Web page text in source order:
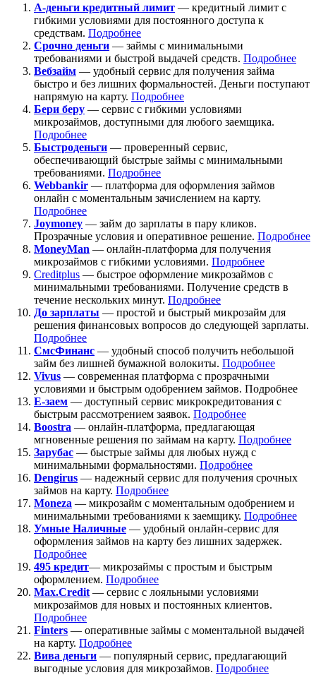
А-деньги кредитный лимит — кредитный лимит с
гибкими условиями для постоянного доступа к
средствам. Подробнее
Срочно деньги — займы с минимальными
требованиями и быстрой выдачей средств. Подробнее
Вебзайм — удобный сервис для получения займа
быстро и без лишних формальностей. Деньги поступают
напрямую на карту. Подробнее
Бери беру — сервис с гибкими условиями
микрозаймов, доступными для любого заемщика.
Подробнее
Быстроденьги — проверенный сервис,
обеспечивающий быстрые займы с минимальными
требованиями. Подробнее
Webbankir — платформа для оформления займов
онлайн с моментальным зачислением на карту.
Подробнее
Joymoney — займ до зарплаты в пару кликов.
Прозрачные условия и оперативное решение. Подробнее
MoneyMan — онлайн-платформа для получения
микрозаймов с гибкими условиями. Подробнее
Creditplus — быстрое оформление микрозаймов с
минимальными требованиями. Получение средств в
течение нескольких минут. Подробнее
До зарплаты — простой и быстрый микрозайм для
решения финансовых вопросов до следующей зарплаты.
Подробнее
СмсФинанс — удобный способ получить небольшой
займ без лишней бумажной волокиты. Подробнее
Vivus — современная платформа с прозрачными
условиями и быстрым одобрением займов. Подробнее
Е-заем — доступный сервис микрокредитования с
быстрым рассмотрением заявок. Подробнее
Boostra — онлайн-платформа, предлагающая
мгновенные решения по займам на карту. Подробнее
Зарубас — быстрые займы для любых нужд с
минимальными формальностями. Подробнее
Dengirus — надежный сервис для получения срочных
займов на карту. Подробнее
Moneza — микрозайм с моментальным одобрением и
минимальными требованиями к заемщику. Подробнее
Умные Наличные — удобный онлайн-сервис для
оформления займов на карту без лишних задержек.
Подробнее
495 кредит— микрозаймы с простым и быстрым
оформлением. Подробнее
Max.Credit — сервис с лояльными условиями
микрозаймов для новых и постоянных клиентов.
Подробнее
Finters — оперативные займы с моментальной выдачей
на карту. Подробнее
Вива деньги — популярный сервис, предлагающий
выгодные условия для микрозаймов. Подробнее